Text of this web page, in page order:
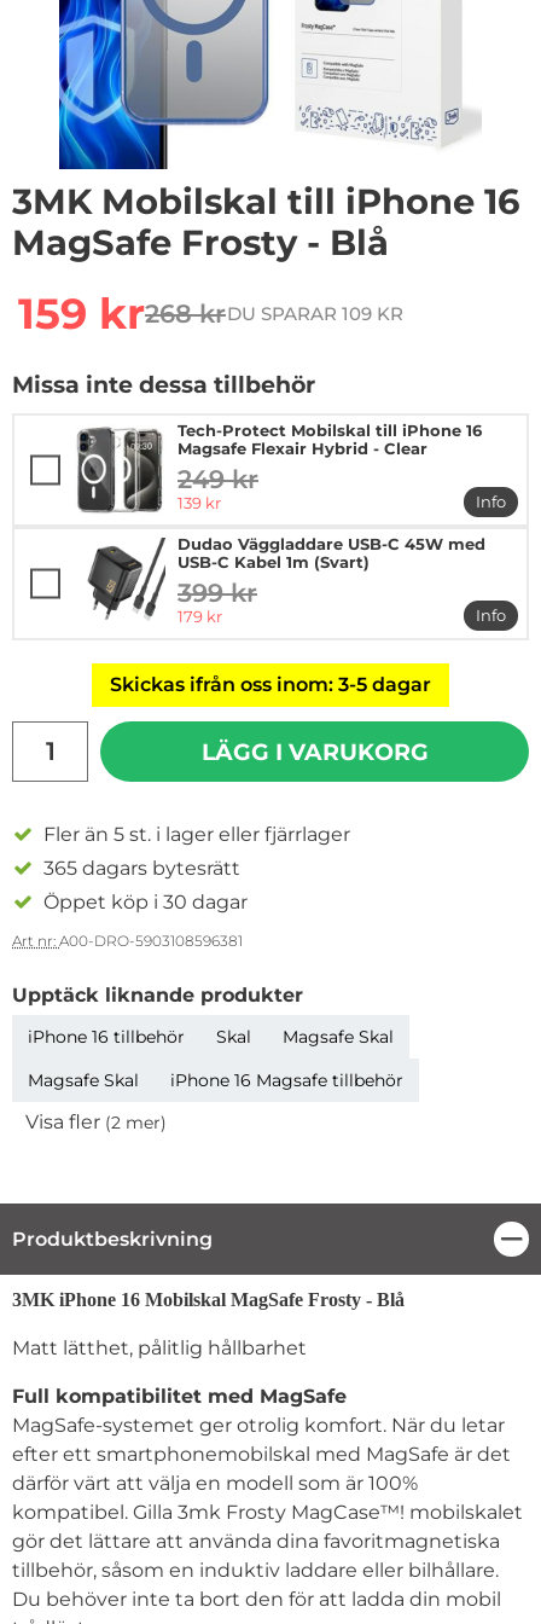
3MK Mobilskal till iPhone 16
MagSafe Frosty - Blå
rea pris
159 krtidigare pris
268 krDU SPARAR 109 KR
Missa inte dessa tillbehör
Tech-Protect Mobilskal till iPhone 16
Magsafe Flexair Hybrid - Clear
tidigare pris
249 kr
rea pris
139 kr
Info
mer
Dudao Väggladdare USB-C 45W med
USB-C Kabel 1m (Svart)
tidigare pris
399 kr
rea pris
179 kr
Info
mer
Skickas ifrån oss inom: 3-5 dagar
LÄGG I VARUKORG
Fler än 5 st. i lager eller fjärrlager
365 dagars bytesrätt
Öppet köp i 30 dagar
Art nr: A00-DRO-5903108596381
Upptäck liknande produkter
iPhone 16 tillbehör Skal
Magsafe Skal
Magsafe Skal
iPhone 16 Magsafe tillbehör
Visa fler (2 mer)
Produktbeskrivning
Produktbeskrivning
3MK iPhone 16 Mobilskal MagSafe Frosty - Blå
Matt lätthet, pålitlig hållbarhet
Full kompatibilitet med MagSafe
MagSafe-systemet ger otrolig komfort. När du letar
efter ett smartphonemobilskal med MagSafe är det
därför värt att välja en modell som är 100%
kompatibel. Gilla 3mk Frosty MagCase™! mobilskalet
gör det lättare att använda dina favoritmagnetiska
tillbehör, såsom en induktiv laddare eller bilhållare.
Du behöver inte ta bort den för att ladda din mobil